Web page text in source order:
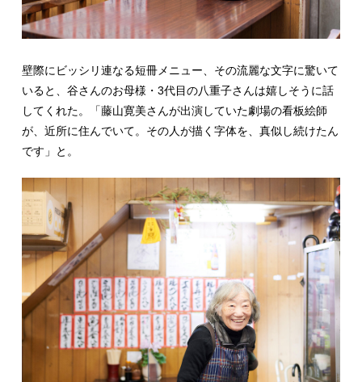
壁際にビッシリ連なる短冊メニュー、その流麗な文字に驚いて
いると、谷さんのお母様・3代目の八重子さんは嬉しそうに話
してくれた。「藤山寛美さんが出演していた劇場の看板絵師
が、近所に住んでいて。その人が描く字体を、真似し続けたん
です」と。